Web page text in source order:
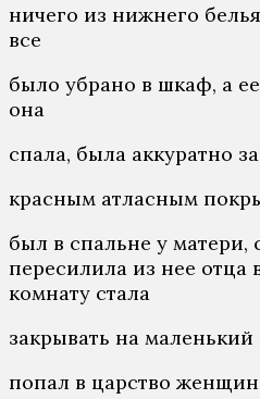
ничего из нижнего
все
было убрано в шкаф, а
она
спала, была аккуратно
красным атласным
был в спальне у матери,
пересилила из нее отца
комнату стала
закрывать на маленький
попал в царство